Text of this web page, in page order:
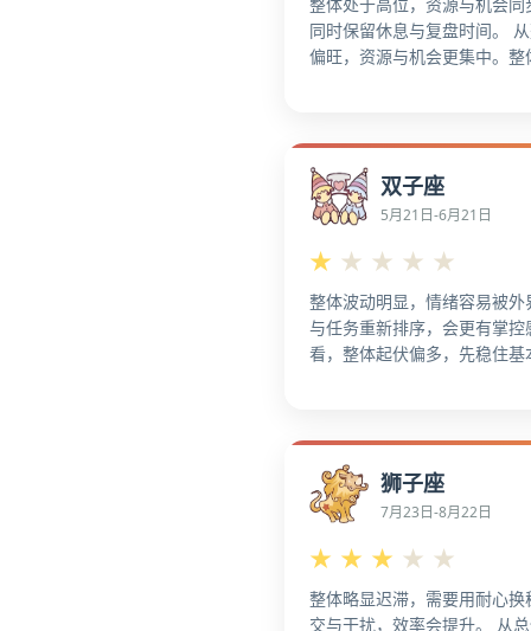
同时保留休息与复盘时间。
偏旺，资源与机会更集中。
在关键节点上，更利于抓住
看，更宜对外沟通，拓展机
双子座
5月21日-6月21日
★ ★ ★ ★ ★
整体波动明显，情绪容易被
与任务重新排序，会更有掌
看，整体起伏偏多，先稳住
把手头欠账清一清。从整体
时，先收敛战线。 进度卡住
狮子座
7月23日-8月22日
★ ★ ★ ★ ★
整体略显迟滞，需要用耐心
交与干扰，效率会提升。 从